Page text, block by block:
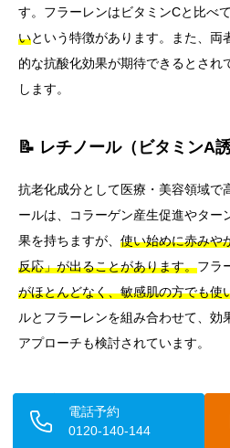
す。フラーレンはビタミンCと比べて
いという特徴があります。また、両
的な抗酸化効果が期待できるとされ
します。
📝 レチノール（ビタミンA誘
抗老化成分として医療・美容領域で
ールは、コラーゲン産生促進やター
果を持ちますが、 使い始めに赤みや
反応」が出ることがあります。フラ
がほとんどなく、敏感肌の方でも使
ルとフラーレンを組み合わせて、効
アプローチも検討されています。
🔸 ビタミンE（トコフェロー
電話予約
0120-140-144